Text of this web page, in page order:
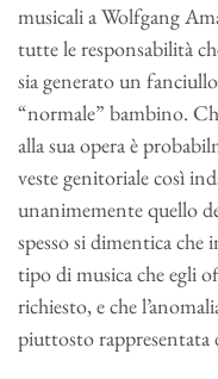
musicali a Wolfgang
tutte le responsabilità
sia generato un
“normale” bambino.
alla sua opera è
veste genitoriale così
unanimemente quello
spesso si dimentica che
tipo di musica che egli
richiesto, e che
piuttosto rappresentata